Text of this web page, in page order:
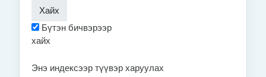
Бүтэн бичвэрээр
хайх
Энэ индексээр түүвэр харуулах